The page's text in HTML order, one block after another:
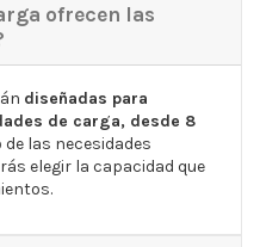
ofrecen las
diseñadas para
de carga, desde 8
de las necesidades
elegir la capacidad que